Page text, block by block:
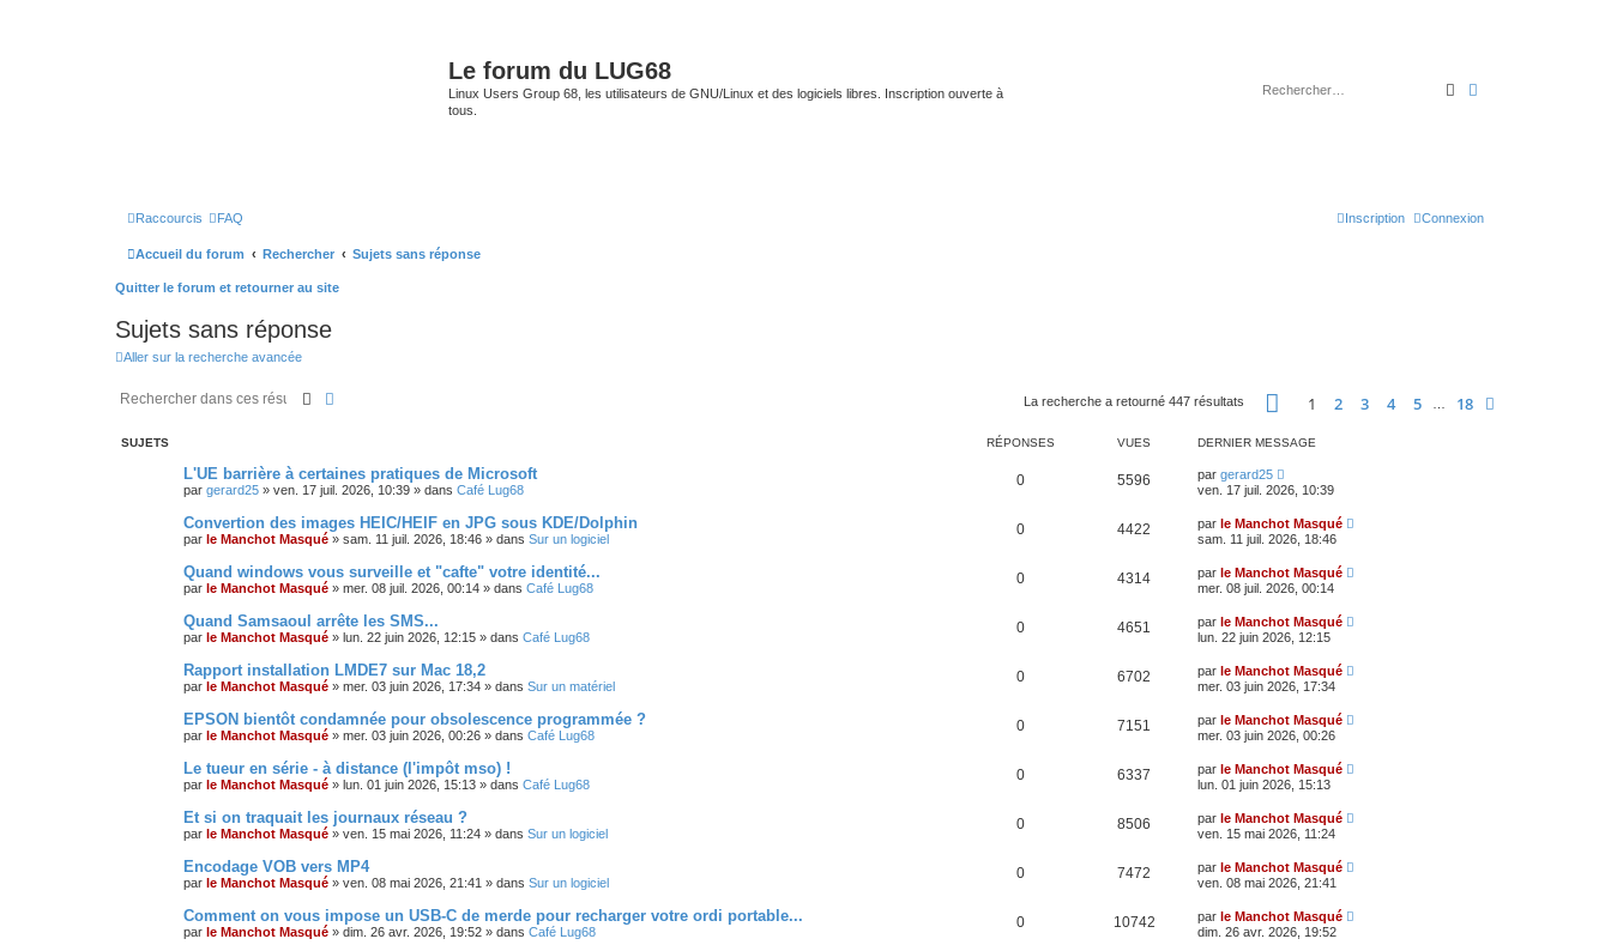
Le forum du LUG68
Linux Users Group 68, les utilisateurs de GNU/Linux et des logiciels libres. Inscription ouverte à
tous.
Rechercher
Raccourcis FAQ Connexion
Inscription
Accueil du forum Rechercher Sujets sans réponse
Quitter le forum et retourner au site
Sujets sans réponse
Aller sur la recherche avancée
Rechercher La recherche a retourné 447 résultats Page sur18
1 2 3 4 5 18
SUJETS RÉPONSES VUES DERNIER MESSAGE
L'UE barrière à certaines pratiques de Microsoft
par gerard25 » ven. 17 juil. 2026, 10:39 » dans Café Lug68
0 5596 par gerard25
ven. 17 juil. 2026, 10:39
Convertion des images HEIC/HEIF en JPG sous KDE/Dolphin
par le Manchot Masqué » sam. 11 juil. 2026, 18:46 » dans Sur un logiciel
0 4422 par le Manchot Masqué
sam. 11 juil. 2026, 18:46
Quand windows vous surveille et "cafte" votre identité...
par le Manchot Masqué » mer. 08 juil. 2026, 00:14 » dans Café Lug68
0 4314 par le Manchot Masqué
mer. 08 juil. 2026, 00:14
Quand Samsaoul arrête les SMS...
par le Manchot Masqué » lun. 22 juin 2026, 12:15 » dans Café Lug68
0 4651 par le Manchot Masqué
lun. 22 juin 2026, 12:15
Rapport installation LMDE7 sur Mac 18,2
par le Manchot Masqué » mer. 03 juin 2026, 17:34 » dans Sur un matériel
0 6702 par le Manchot Masqué
mer. 03 juin 2026, 17:34
EPSON bientôt condamnée pour obsolescence programmée ?
par le Manchot Masqué » mer. 03 juin 2026, 00:26 » dans Café Lug68
0 7151 par le Manchot Masqué
mer. 03 juin 2026, 00:26
Le tueur en série - à distance (l'impôt mso) !
par le Manchot Masqué » lun. 01 juin 2026, 15:13 » dans Café Lug68
0 6337 par le Manchot Masqué
lun. 01 juin 2026, 15:13
Et si on traquait les journaux réseau ?
par le Manchot Masqué » ven. 15 mai 2026, 11:24 » dans Sur un logiciel
0 8506 par le Manchot Masqué
ven. 15 mai 2026, 11:24
Encodage VOB vers MP4
par le Manchot Masqué » ven. 08 mai 2026, 21:41 » dans Sur un logiciel
0 7472 par le Manchot Masqué
ven. 08 mai 2026, 21:41
Comment on vous impose un USB-C de merde pour recharger votre ordi portable...
par le Manchot Masqué » dim. 26 avr. 2026, 19:52 » dans Café Lug68
0 10742 par le Manchot Masqué
dim. 26 avr. 2026, 19:52